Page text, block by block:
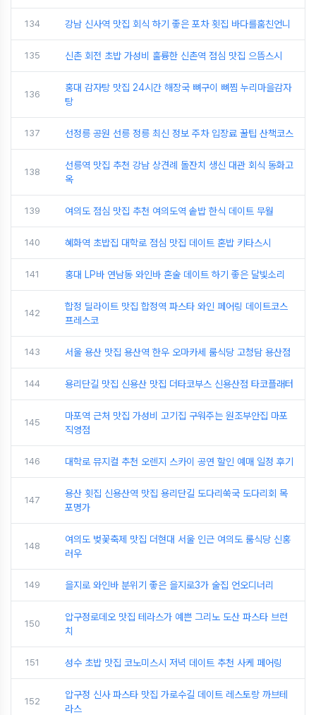
134 강남 신사역 맛집 회식 하기 좋은 포차 횟집 바다를훔친언니
135 신촌 회전 초밥 가성비 훌륭한 신촌역 점심 맛집 으뜸스시
136
홍대 감자탕 맛집 24시간 해장국 뼈구이 뼈찜 누리마을감자
탕
137 선정릉 공원 선릉 정릉 최신 정보 주차 입장료 꿀팁 산책코스
138
선릉역 맛집 추천 강남 상견례 돌잔치 생신 대관 회식 동화고
옥
139 여의도 점심 맛집 추천 여의도역 솥밥 한식 데이트 무월
140 혜화역 초밥집 대학로 점심 맛집 데이트 혼밥 키타스시
141 홍대 LP바 연남동 와인바 혼술 데이트 하기 좋은 달빛소리
142
합정 딜라이트 맛집 합정역 파스타 와인 페어링 데이트코스
프레스코
143 서울 용산 맛집 용산역 한우 오마카세 룸식당 고청담 용산점
144 용리단길 맛집 신용산 맛집 더타코부스 신용산점 타코플래터
145
마포역 근처 맛집 가성비 고기집 구워주는 원조부안집 마포
직영점
146 대학로 뮤지컬 추천 오렌지 스카이 공연 할인 예매 일정 후기
147
용산 횟집 신용산역 맛집 용리단길 도다리쑥국 도다리회 목
포명가
148
여의도 벚꽃축제 맛집 더현대 서울 인근 여의도 룸식당 신홍
러우
149 을지로 와인바 분위기 좋은 을지로3가 술집 언오디너리
150
압구정로데오 맛집 테라스가 예쁜 그리노 도산 파스타 브런
치
151 성수 초밥 맛집 코노미스시 저녁 데이트 추천 사케 페어링
152
압구정 신사 파스타 맛집 가로수길 데이트 레스토랑 까브테
라스